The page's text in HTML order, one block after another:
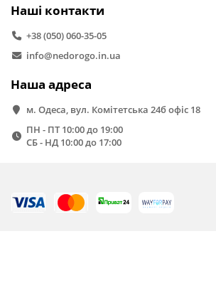
Наші контакти
+38 (050) 060-35-05
info@nedorogo.in.ua
Наша адреса
м. Одеса, вул. Комітетська 24б офіс 18
ПН - ПТ 10:00 до 19:00
СБ - НД 10:00 до 17:00